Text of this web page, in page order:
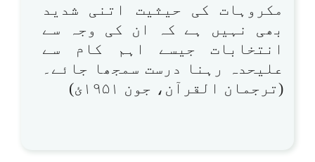
مکروہات کی حیثیت اتنی شدید
بھی نہیں ہے کہ ان کی وجہ سے
انتخابات جیسے اہم کام سے
علیحدہ رہنا درست سمجھا جائے۔
(ترجمان القرآن، جون ۱۹۵۱ئ)